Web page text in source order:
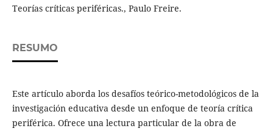
Teorías críticas periféricas., Paulo Freire.
RESUMO
Este artículo aborda los desafíos teórico-metodológicos de la
investigación educativa desde un enfoque de teoría crítica
periférica. Ofrece una lectura particular de la obra de